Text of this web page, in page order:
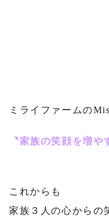
ミライファームの
〝家族の笑顔を増や
これからも
家族３人の心からの